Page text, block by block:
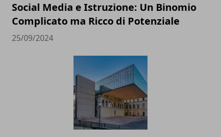
Social Media e Istruzione: Un Binomio
Complicato ma Ricco di Potenziale
25/09/2024